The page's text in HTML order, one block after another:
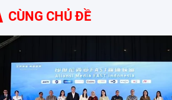
CÙNG CHỦ ĐỀ